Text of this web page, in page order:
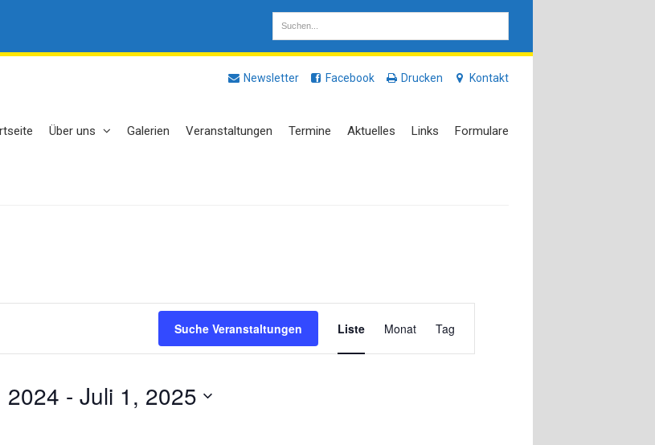
Newsletter Facebook Drucken Kontakt
Über uns Galerien Veranstaltungen Termine Aktuelles Links Formulare
Suche Veranstaltungen
Ansichten-
Navigation
Liste Monat Tag
2024 - Juli 1, 2025